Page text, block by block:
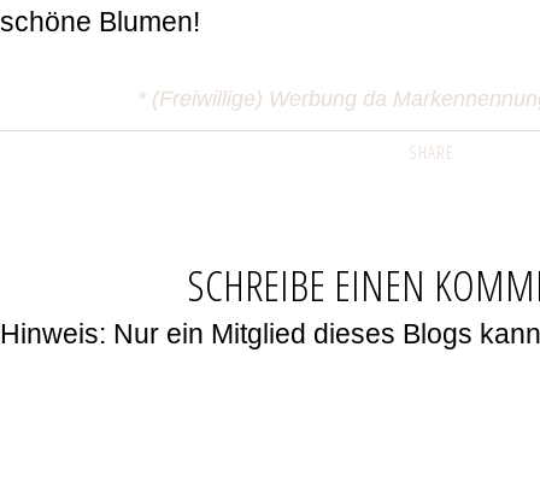
schöne Blumen!
* (Freiwillige) Werbung da
SHARE:
SCHREIBE EINEN
Hinweis: Nur ein Mitglied dieses Blogs